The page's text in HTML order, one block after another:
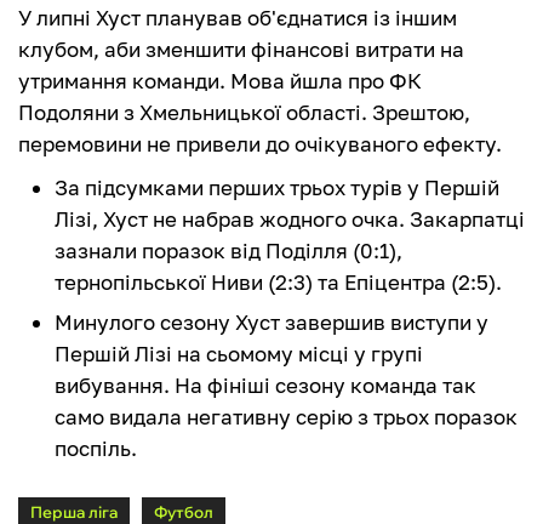
У липні Хуст планував об'єднатися із іншим
клубом, аби зменшити фінансові витрати на
утримання команди. Мова йшла про ФК
Подоляни з Хмельницької області. Зрештою,
перемовини не привели до очікуваного ефекту.
За підсумками перших трьох турів у Першій
Лізі, Хуст не набрав жодного очка. Закарпатці
зазнали поразок від Поділля (0:1),
тернопільської Ниви (2:3) та Епіцентра (2:5).
Минулого сезону Хуст завершив виступи у
Першій Лізі на сьомому місці у групі
вибування. На фініші сезону команда так
само видала негативну серію з трьох поразок
поспіль.
Перша ліга Футбол